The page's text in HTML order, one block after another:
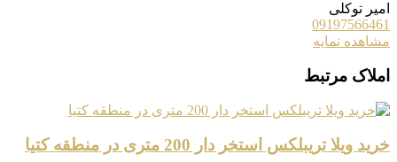
امیر توکلی
09197566461
مشاهده نمایه
املاک مرتبط
خرید ویلا تریبلکس استخر دار 200 متری در منطقه کتیا